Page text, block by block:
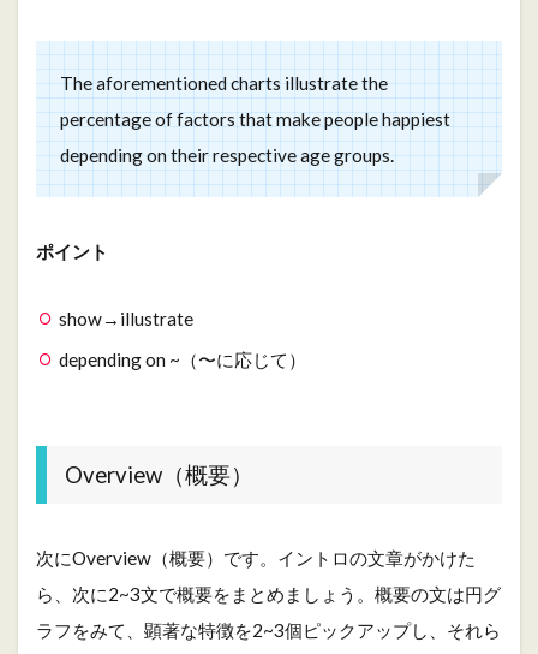
The aforementioned charts illustrate the
percentage of factors that make people happiest
depending on their respective age groups.
ポイント
show→illustrate
depending on ~（〜に応じて）
Overview（概要）
次にOverview（概要）です。イントロの文章がかけた
ら、次に2~3文で概要をまとめましょう。概要の文は円グ
ラフをみて、顕著な特徴を2~3個ピックアップし、それら